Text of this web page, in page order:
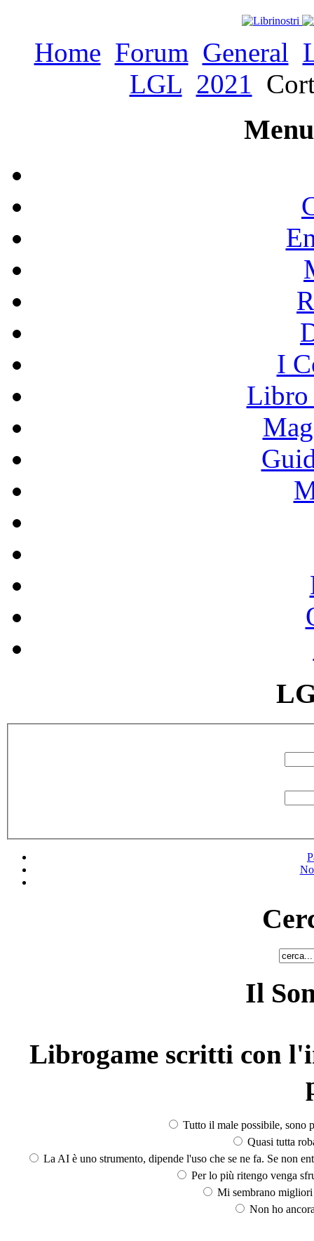
Home Forum General
LGL 2021
I
Libro
Il
Librogame scritti con
Tutto il male possibile, sono
Quasi tutta
La AI è uno strumento, dipende l'uso che se ne fa. Se non
Per lo più ritengo venga
Mi sembrano
Non ho